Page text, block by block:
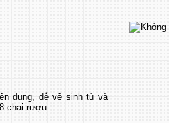
dụng, dễ vệ sinh tủ và
chai rượu.